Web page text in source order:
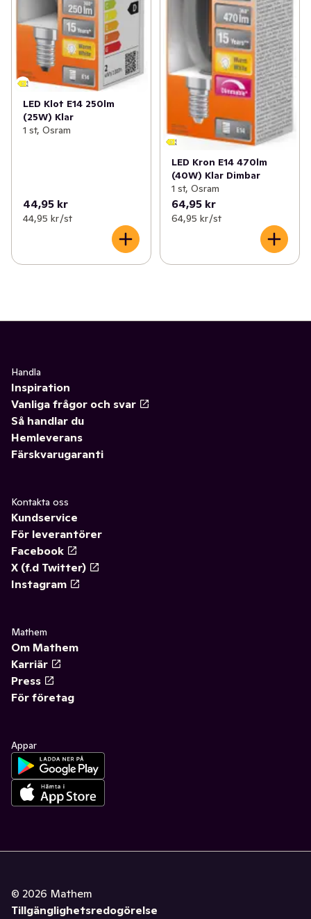
LED Klot E14 250lm
(25W) Klar
1 st, Osram
44,95 kr
44,95 kr /st
LED Kron E14 470lm
(40W) Klar Dimbar
1 st, Osram
64,95 kr
64,95 kr /st
Handla
Inspiration
Vanliga frågor och svar
Så handlar du
Hemleverans
Färskvarugaranti
Kontakta oss
Kundservice
För leverantörer
Facebook
X (f.d Twitter)
Instagram
Mathem
Om Mathem
Karriär
Press
För företag
Appar
© 2026 Mathem
Tillgänglighetsredogörelse